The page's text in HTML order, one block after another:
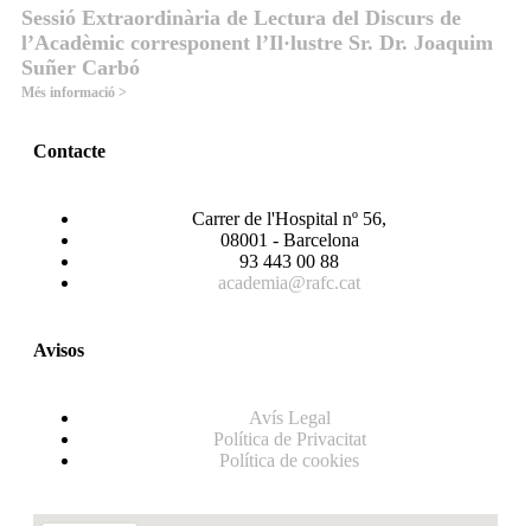
Sessió Extraordinària de Lectura del Discurs de
l’Acadèmic corresponent l’Il·lustre Sr. Dr. Joaquim
Suñer Carbó
Més informació >
Contacte
Carrer de l'Hospital nº 56,
08001 - Barcelona
93 443 00 88
academia@rafc.cat
Avisos
Avís Legal
Política de Privacitat
Política de cookies